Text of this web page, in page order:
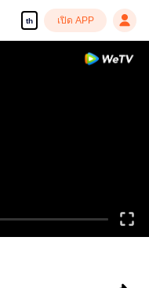
th เปิด APP